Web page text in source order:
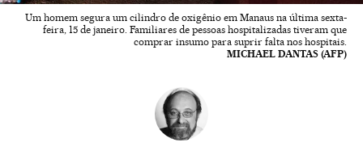
Um homem segura um cilindro de oxigênio em Manaus na última sexta-
feira, 15 de janeiro. Familiares de pessoas hospitalizadas tiveram que
comprar insumo para suprir falta nos hospitais.
MICHAEL DANTAS (AFP)